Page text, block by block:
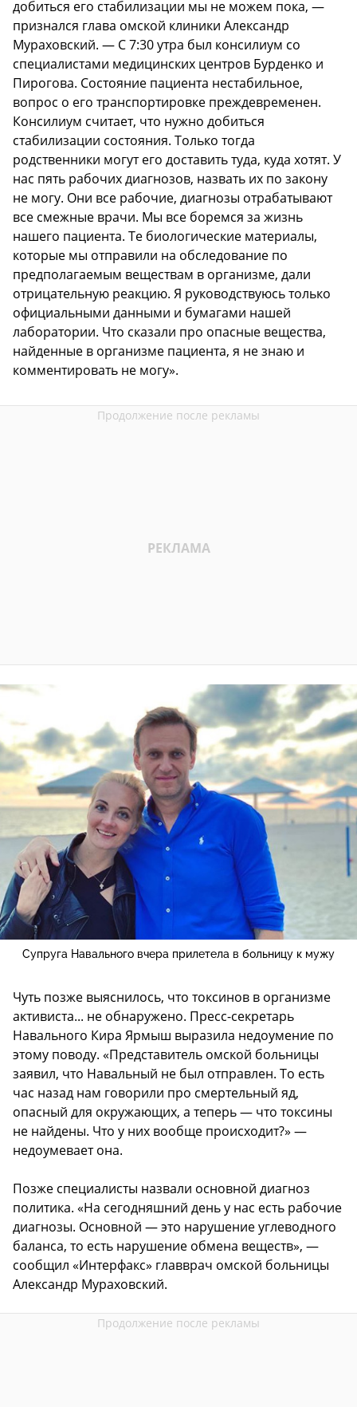
добиться его стабилизации мы не можем пока, —
признался глава омской клиники Александр
Мураховский. — С 7:30 утра был консилиум со
специалистами медицинских центров Бурденко и
Пирогова. Состояние пациента нестабильное,
вопрос о его транспортировке преждевременен.
Консилиум считает, что нужно добиться
стабилизации состояния. Только тогда
родственники могут его доставить туда, куда хотят. У
нас пять рабочих диагнозов, назвать их по закону
не могу. Они все рабочие, диагнозы отрабатывают
все смежные врачи. Мы все боремся за жизнь
нашего пациента. Те биологические материалы,
которые мы отправили на обследование по
предполагаемым веществам в организме, дали
отрицательную реакцию. Я руководствуюсь только
официальными данными и бумагами нашей
лаборатории. Что сказали про опасные вещества,
найденные в организме пациента, я не знаю и
комментировать не могу».
Супруга Навального вчера прилетела в больницу к мужу
Чуть позже выяснилось, что токсинов в организме
активиста... не обнаружено. Пресс-секретарь
Навального Кира Ярмыш выразила недоумение по
этому поводу. «Представитель омской больницы
заявил, что Навальный не был отправлен. То есть
час назад нам говорили про смертельный яд,
опасный для окружающих, а теперь — что токсины
не найдены. Что у них вообще происходит?» —
недоумевает она.
Позже специалисты назвали основной диагноз
политика. «На сегодняшний день у нас есть рабочие
диагнозы. Основной — это нарушение углеводного
баланса, то есть нарушение обмена веществ», —
сообщил «Интерфакс» главврач омской больницы
Александр Мураховский.